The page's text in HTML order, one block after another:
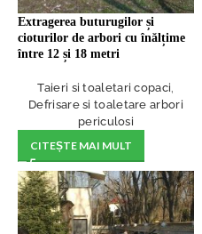
Extragerea buturugilor și
cioturilor de arbori cu înălțime
între 12 și 18 metri
Taieri si toaletari copaci,
Defrisare si toaletare arbori
periculosi
CITEȘTE MAI MULT